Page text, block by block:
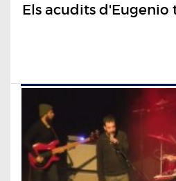
Els acudits d'Eugenio